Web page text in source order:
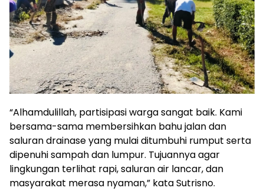
“Alhamdulillah, partisipasi warga sangat baik. Kami
bersama-sama membersihkan bahu jalan dan
saluran drainase yang mulai ditumbuhi rumput serta
dipenuhi sampah dan lumpur. Tujuannya agar
lingkungan terlihat rapi, saluran air lancar, dan
masyarakat merasa nyaman,” kata Sutrisno.